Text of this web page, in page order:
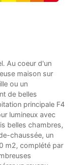
Au coeur d'un
maison sur
ou un
de belles
principale F4
lumineux avec
belles chambres,
chaussée, un
m2, complété par